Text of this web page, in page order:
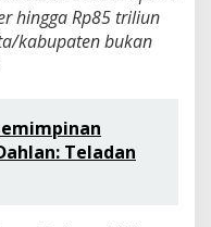
hingga Rp85 triliun
kabupaten bukan
Teladan